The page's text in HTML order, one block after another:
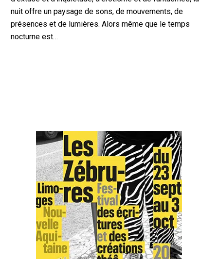
nuit offre un paysage de sons, de mouvements, de
présences et de lumières. Alors même que le temps
nocturne est…